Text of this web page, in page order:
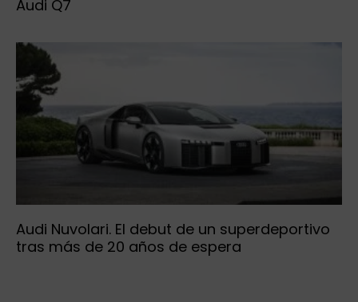
Audi Q7
Audi Nuvolari. El debut de un superdeportivo
tras más de 20 años de espera